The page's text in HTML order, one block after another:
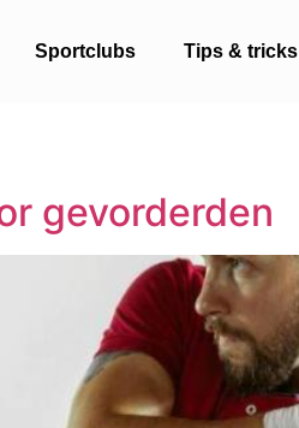
Sportclubs Tips & tricks
gevorderden